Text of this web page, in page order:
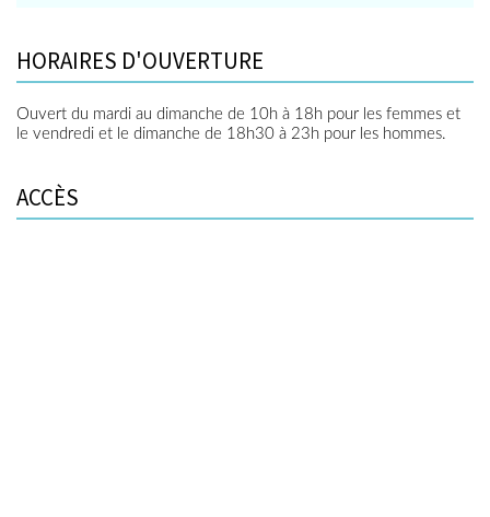
HORAIRES D'OUVERTURE
Ouvert du mardi au dimanche de 10h à 18h pour les femmes et
le vendredi et le dimanche de 18h30 à 23h pour les hommes.
ACCÈS